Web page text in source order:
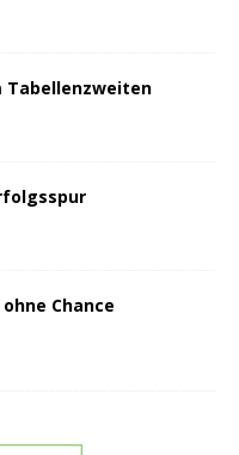
Tabellenzweiten
Chance